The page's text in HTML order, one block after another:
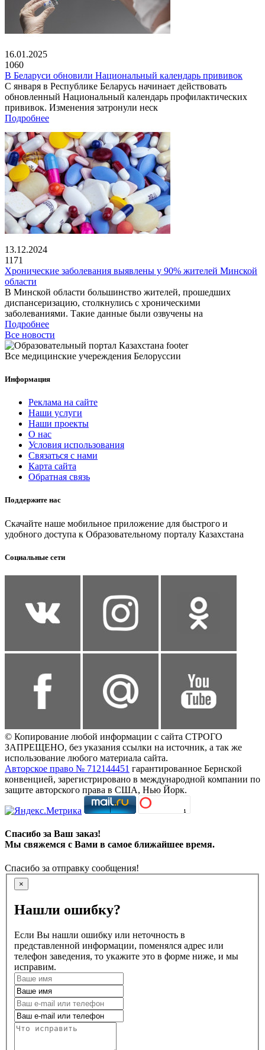
16.01.2025
1060
В Беларуси обновили Национальный календарь прививок
С января в Республике Беларусь начинает действовать
обновленный Национальный календарь профилактических
прививок. Изменения затронули неск
Подробнее
13.12.2024
1171
Хронические заболевания выявлены у 90% жителей Минской
области
В Минской области большинство жителей, прошедших
диспансеризацию, столкнулись с хроническими
заболеваниями. Такие данные были озвучены на
Подробнее
Все новости
Все медицинские учереждения Белоруссии
Информация
Реклама на сайте
Наши услуги
Наши проекты
О нас
Условия использования
Связаться с нами
Карта сайта
Обратная связь
Поддержите нас
Скачайте наше мобильное приложение для быстрого и
удобного доступа к Образовательному порталу Казахстана
Социальные сети
© Копирование любой информации с сайта СТРОГО
ЗАПРЕЩЕНО, без указания ссылки на источник, а так же
использование любого материала сайта.
Авторское право № 712144451 гарантированное Бернской
конвенцией, зарегистрировано в международной компании по
защите авторского права в США, Нью Йорк.
Спасибо за Ваш заказ!
Мы свяжемся с Вами в самое ближайшее время.
Спасибо за отправку сообщения!
×
Нашли ошибку?
Если Вы нашли ошибку или неточность в
представленной информации, поменялся адрес или
телефон заведения, то укажите это в форме ниже, и мы
исправим.